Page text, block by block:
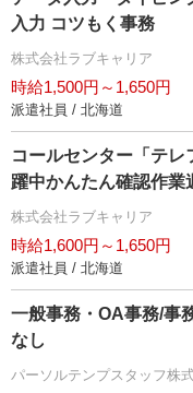
入力 コツもく事務
株式会社ラブキャリア
時給1,500円～1,650円
派遣社員 / 北海道
コールセンター「テ
躍中かんたん確認作
株式会社ラブキャリア
時給1,600円～1,650円
派遣社員 / 北海道
一般事務・OA事務/事
なし
パーソルテンプスタッフ株